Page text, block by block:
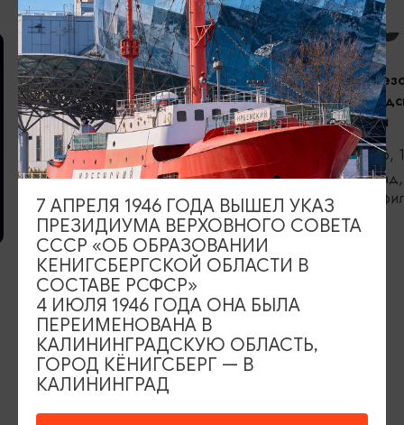
ВЫСТАВКИ
Прикосновение
06.08.2026 - 05.09.2026
Калининград, Калининградский
областной историко-художественный
музей
КОНЦЕРТЫ
Открытие
филармонии
06.09.2026,
областная
Светланова
7 АПРЕЛЯ 1946 ГОДА ВЫШЕЛ УКАЗ
ПРЕЗИДИУМА ВЕРХОВНОГО СОВЕТА
СССР «ОБ ОБРАЗОВАНИИ
КЕНИГСБЕРГСКОЙ ОБЛАСТИ В
СОСТАВЕ РСФСР»
4 ИЮЛЯ 1946 ГОДА ОНА БЫЛА
ПЕРЕИМЕНОВАНА В
КАЛИНИНГРАДСКУЮ ОБЛАСТЬ,
ГОРОД КЁНИГСБЕРГ — В
КАЛИНИНГРАД